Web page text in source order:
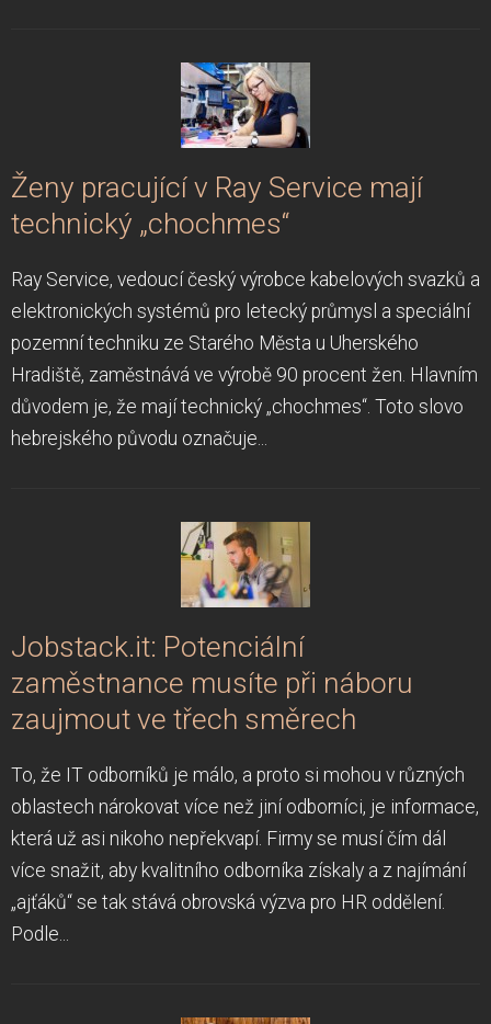
Ženy pracující v Ray Service mají
technický „chochmes“
Ray Service, vedoucí český výrobce kabelových svazků a
elektronických systémů pro letecký průmysl a speciální
pozemní techniku ze Starého Města u Uherského
Hradiště, zaměstnává ve výrobě 90 procent žen. Hlavním
důvodem je, že mají technický „chochmes“. Toto slovo
hebrejského původu označuje...
Jobstack.it: Potenciální
zaměstnance musíte při náboru
zaujmout ve třech směrech
To, že IT odborníků je málo, a proto si mohou v různých
oblastech nárokovat více než jiní odborníci, je informace,
která už asi nikoho nepřekvapí. Firmy se musí čím dál
více snažit, aby kvalitního odborníka získaly a z najímání
„ajťáků“ se tak stává obrovská výzva pro HR oddělení.
Podle...